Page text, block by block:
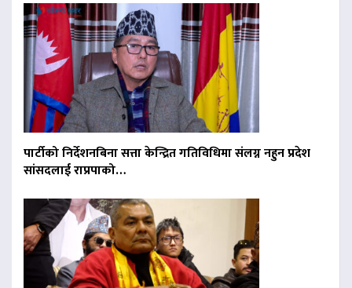
पार्टीको निर्देशनबिना सत्ता केन्द्रित गतिविधिमा संलग्न नहुन प्रदेश
सांसदलाई राप्रपाको…